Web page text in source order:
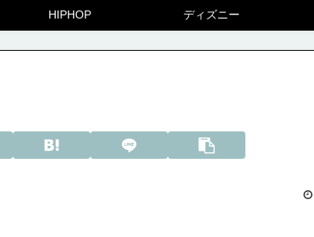
HIPHOP ディズニー